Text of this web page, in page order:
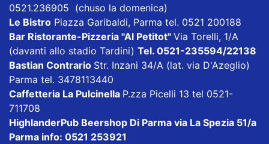
0521.236905 (chuso la domenica)
Le Bistro Piazza Garibaldi, Parma tel. 0521 200188
Bar Ristorante-Pizzeria "Al Petitot" Via Torelli, 1/A
(davanti allo stadio Tardini) Tel. 0521-235594/22138
Bastian Contrario Str. Inzani 34/A (lat. via D'Azeglio)
Parma tel. 3478113440
Caffetteria La Pulcinella P.zza Picelli 13 tel 0521-
711708
HighlanderPub Beershop Di Parma via La Spezia 51/a
Parma info: 0521 253921